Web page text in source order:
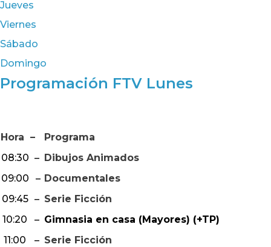
Jueves
Viernes
Sábado
Domingo
Programación FTV Lunes
Hora –
Programa
08:30 – Dibujos Animados
09:00
– Documentales
09:45 – Serie Ficción
10:20
– Gimnasia en casa (Mayores) (+TP)
11:00
– Serie Ficción